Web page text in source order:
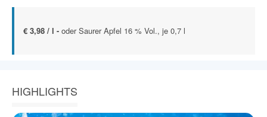
€ 3,98 / l - oder Saurer Apfel 16 % Vol., je 0,7 l
HIGHLIGHTS